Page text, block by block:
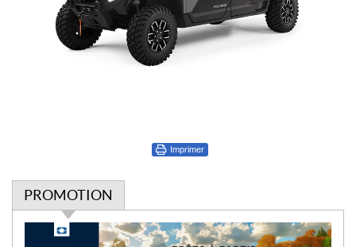
Imprimer
PROMOTION